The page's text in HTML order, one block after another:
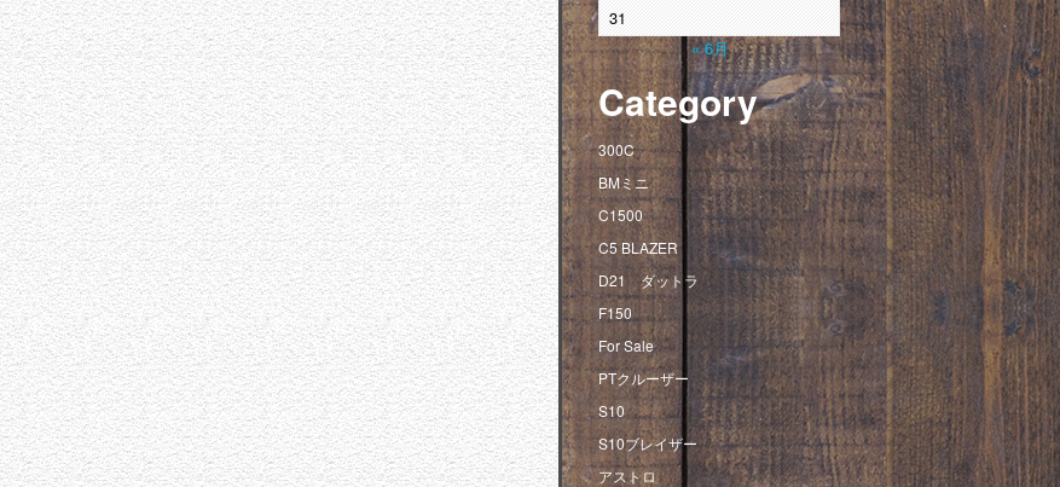
31
« 6月
Category
300C
BMミニ
C1500
C5 BLAZER
D21 ダットラ
F150
For Sale
PTクルーザー
S10
S10ブレイザー
アストロ